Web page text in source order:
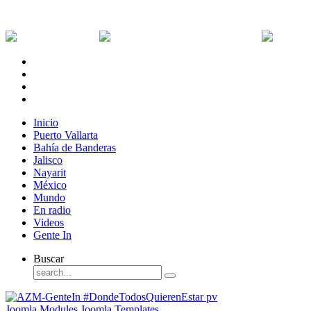
Inicio
Puerto Vallarta
Bahía de Banderas
Jalisco
Nayarit
México
Mundo
En radio
Videos
Gente In
Buscar